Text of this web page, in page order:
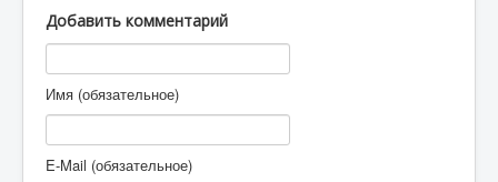
Добавить комментарий
Имя (обязательное)
E-Mail (обязательное)